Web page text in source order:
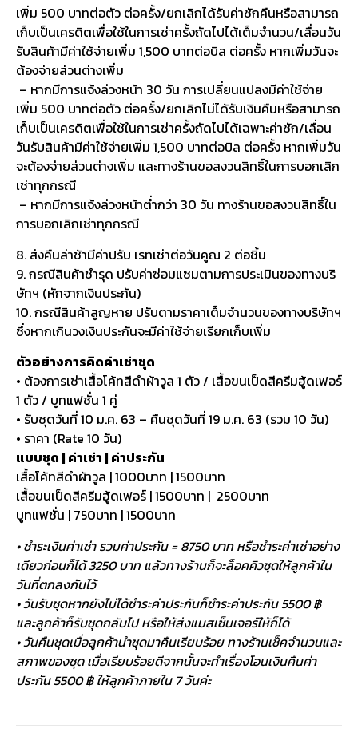
เพิ่ม 500 บาทต่อตัว ต่อครั้ง/ยกเลิกได้รับค่าซักคืนหรือสามารถ
เก็บเป็นเครดิตเพื่อใช้ในการเช่าครั้งถัดไปได้เต็มจำนวน/เลื่อนวัน
รับสินค้ามีค่าใช้จ่ายเพิ่ม 1,500 บาทต่อบิล ต่อครั้ง หากเพิ่มวันจะ
ต้องจ่ายส่วนต่างเพิ่ม
– หากมีการแจ้งล่วงหน้า 30 วัน การเปลี่ยนแปลงมีค่าใช้จ่าย
เพิ่ม 500 บาทต่อตัว ต่อครั้ง/ยกเลิกไม่ได้รับเงินคืนหรือสามารถ
เก็บเป็นเครดิตเพื่อใช้ในการเช่าครั้งถัดไปได้เฉพาะค่าซัก/เลื่อน
วันรับสินค้ามีค่าใช้จ่ายเพิ่ม 1,500 บาทต่อบิล ต่อครั้ง หากเพิ่มวัน
จะต้องจ่ายส่วนต่างเพิ่ม และทางร้านขอสงวนสิทธิ์ในการบอกเลิก
เช่าทุกกรณี
– หากมีการแจ้งล่วงหน้าต่ำกว่า 30 วัน ทางร้านขอสงวนสิทธิ์ใน
การบอกเลิกเช่าทุกกรณี
8. ส่งคืนล่าช้ามีค่าปรับ เรทเช่าต่อวันคูณ 2 ต่อชิ้น
9. กรณีสินค้าชำรุด ปรับค่าซ่อมแซมตามการประเมินของทางบริ
ษัทฯ (หักจากเงินประกัน)
10. กรณีสินค้าสูญหาย ปรับตามราคาเต็มจำนวนของทางบริษัทฯ
ซึ่งหากเกินวงเงินประกันจะมีค่าใช้จ่ายเรียกเก็บเพิ่ม
ตัวอย่างการคิดค่าเช่าชุด
• ต้องการเช่าเสื้อโค้ทสีดำผ้าวูล 1 ตัว / เสื้อขนเป็ดสีครีมฮู้ดเฟอร์
1 ตัว / บูทแฟชั่น 1 คู่
• รับชุดวันที่ 10 ม.ค. 63 – คืนชุดวันที่ 19 ม.ค. 63 (รวม 10 วัน)
• ราคา (Rate 10 วัน)
แบบชุด | ค่าเช่า | ค่าประกัน
เสื้อโค้ทสีดำผ้าวูล | 1000บาท | 1500บาท
เสื้อขนเป็ดสีครีมฮู้ดเฟอร์ | 1500บาท | 2500บาท
บูทแฟชั่น | 750บาท | 1500บาท
• ชำระเงินค่าเช่า รวมค่าประกัน = 8750 บาท หรือชำระค่าเช่าอย่าง
เดียวก่อนก็ได้ 3250 บาท แล้วทางร้านก็จะล็อคคิวชุดให้ลูกค้าใน
วันที่ตกลงกันไว้
• วันรับชุดหากยังไม่ได้ชำระค่าประกันก็ชำระค่าประกัน 5500 ฿
และลูกค้าก็รับชุดกลับไป หรือให้ส่งแมสเซ็นเจอร์ให้ก็ได้
• วันคืนชุดเมื่อลูกค้านำชุดมาคืนเรียบร้อย ทางร้านเช็คจำนวนและ
สภาพของชุด เมื่อเรียบร้อยดีจากนั้นจะทำเรื่องโอนเงินคืนค่า
ประกัน 5500 ฿ ให้ลูกค้าภายใน 7 วันค่ะ